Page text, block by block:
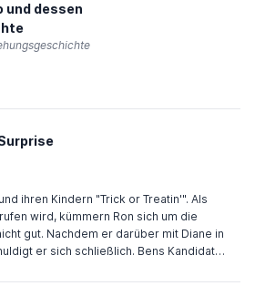
und dessen
ihren Kindern "Trick or Treatin'". Als
wird, kümmern Ron sich um die
gut. Nachdem er darüber mit Diane in
er sich schließlich. Bens Kandidat
Kampagne in Florida zu arbeiten,